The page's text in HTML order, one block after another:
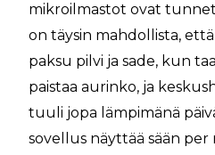
mikroilmastot ovat
on täysin mahdollista,
paksu pilvi ja sade, kun
paistaa aurinko, ja
tuuli jopa lämpimänä
sovellus näyttää sään